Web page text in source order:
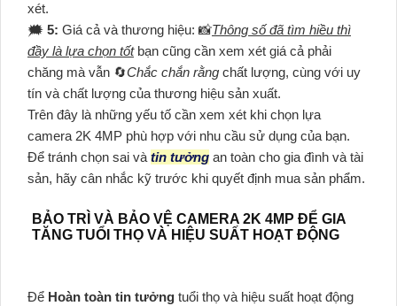
xét.
🗯️ 5: Giá cả và thương hiệu: 📸Thông số đã tìm hiều thì
đầy là lựa chọn tốtbạn cũng cần xem xét giá cả phải
chăng mà vẫn 🔄Chắc chắn rằng chất lượng, cùng với uy
tín và chất lượng của thương hiệu sản xuất.
Trên đây là những yếu tố cần xem xét khi chọn lựa
camera 2K 4MP phù hợp với nhu cầu sử dụng của bạn.
Để tránh chọn sai và tin tưởng an toàn cho gia đình và tài
sản, hãy cân nhắc kỹ trước khi quyết định mua sản phẩm.
BẢO TRÌ VÀ BẢO VỆ CAMERA 2K 4MP ĐỂ GIA
TĂNG TUỔI THỌ VÀ HIỆU SUẤT HOẠT ĐỘNG
Để Hoàn toàn tin tưởng tuổi thọ và hiệu suất hoạt động